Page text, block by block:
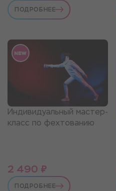
ПОДРОБНЕЕ
Индивидуальный мастер-
класс по фехтованию
2 490 ₽
ПОДРОБНЕЕ